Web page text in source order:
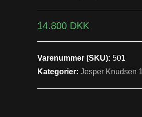
14.800 DKK
Varenummer (SKU): 501
Kategorier: Jesper Knudsen